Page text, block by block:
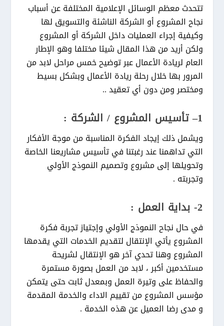
تتحدث معظم الوسائل الإعلامية المختلفة عن أسباب
نجاح المشروع أو الشركة الناشئة والتسويق لها
وكيفية إجراء العمليات داخل الشركة أو المشروع
ولكن أريد من هذا المقال شيئا مختلفا وهو الإطار
العام لريادة الأعمال عبر توضيح خمس مراحل لابد من
المرور بها خلال رحلة ريادة الأعمال وبشكل بسيط
ومختصر ومن دون أي تعقيد ..
1– تأسيس المشروع / الشركة :
ويشمل ذلك إيجاد الفكرة المناسبة من موجة الأفكار
التي تداهمنا عند رغبتنا في تأسيس مشاريعنا الخاصة
وتحويلها إلى مشروع وتصميم النموذج الأولي
وتجربته .
2- بداية العمل :
في حال نجاح النموذج الأولي وإجتياز تجربة فكرة
المشروع يأتي الإنتقال لتقديم الخدمات التي يقدمها
المشروع وهنا تحدي آخر هو الإنتقال لشريحة
مستخدمين أكبر ، لابد من العمل بصورة مستمرة
والحفاظ على وتيرة العمل وبمعدل ثابت حتى يتمكن
مؤسس المشروع من تقييم الاداء والخدمة المقدمة
و مدى رضا العميل عن هذه الخدمة .